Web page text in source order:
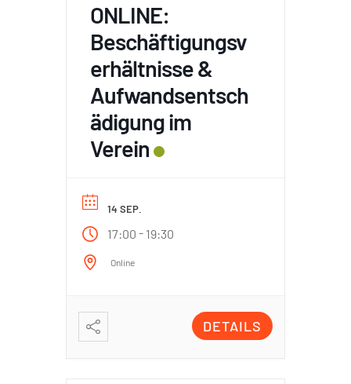
ONLINE:
Beschäftigungsv
erhältnisse &
Aufwandsentsch
ädigung im
Verein
14 SEP.
17:00 - 19:30
Online
DETAILS